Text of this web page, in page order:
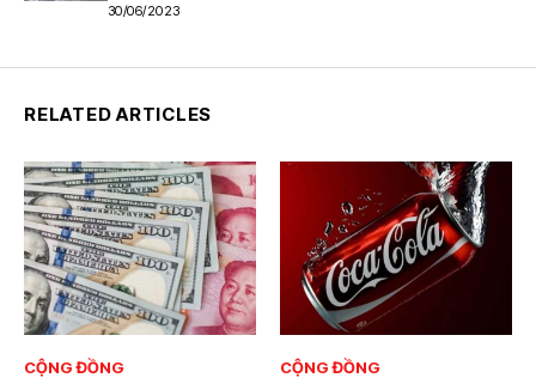
30/06/2023
RELATED ARTICLES
CỘNG ĐỒNG CỘNG ĐỒNG